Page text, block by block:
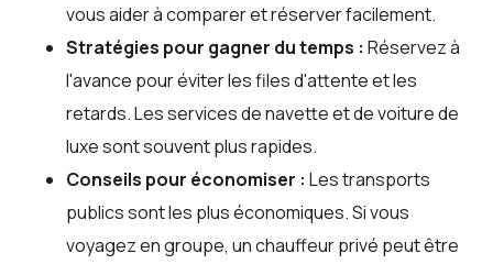
vous aider à comparer et réserver facilement.
Stratégies pour gagner du temps : Réservez à
l'avance pour éviter les files d'attente et les
retards. Les services de navette et de voiture de
luxe sont souvent plus rapides.
Conseils pour économiser : Les transports
publics sont les plus économiques. Si vous
voyagez en groupe, un chauffeur privé peut être